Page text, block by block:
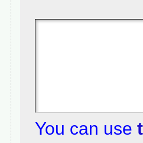
You can use